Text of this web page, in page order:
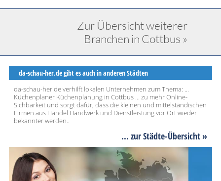
Zur Übersicht weiterer
Branchen in Cottbus »
da-schau-her.de gibt es auch in anderen Städten
da-schau-her.de verhilft lokalen Unternehmen zum Thema: ...
Küchenplaner Küchenplanung in Cottbus ... zu mehr Online-
Sichbarkeit und sorgt dafür, dass die kleinen und mittelständischen
Firmen aus Handel Handwerk und Dienstleistung vor Ort wieder
bekannter werden..
... zur Städte-Übersicht »